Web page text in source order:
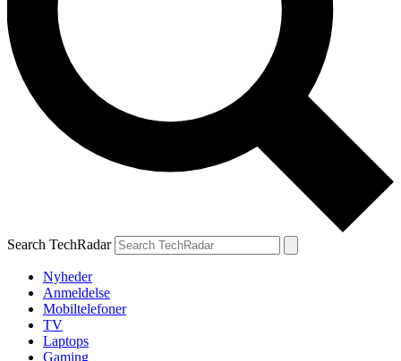
Search TechRadar
Nyheder
Anmeldelse
Mobiltelefoner
TV
Laptops
Gaming